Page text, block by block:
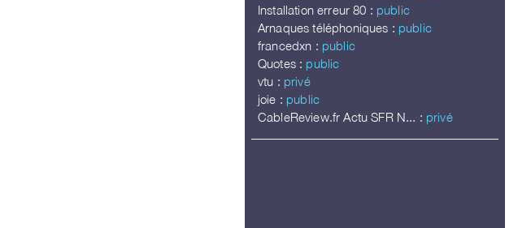
Installation erreur 80 : public
Arnaques téléphoniques : public
francedxn : public
Quotes : public
vtu : privé
joie : public
CableReview.fr Actu SFR N... : privé